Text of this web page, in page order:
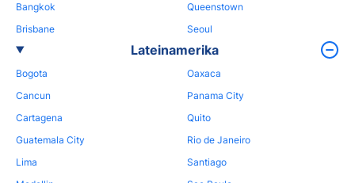
Bangkok
Brisbane
Queenstown
Seoul
Lateinamerika
Bogota
Cancun
Cartagena
Guatemala City
Lima
Oaxaca
Panama City
Quito
Rio de Janeiro
Santiago